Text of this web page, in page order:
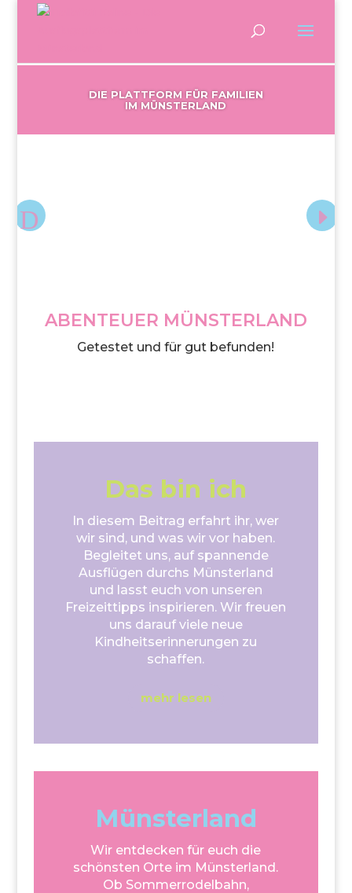
DIE PLATTFORM FÜR FAMILIEN
IM MÜNSTERLAND
ABENTEUER MÜNSTERLAND
Getestet und für gut befunden!
Das bin ich
In diesem Beitrag erfahrt ihr, wer
wir sind, und was wir vor haben.
Begleitet uns, auf spannende
Ausflügen durchs Münsterland
und lasst euch von unseren
Freizeittipps inspirieren. Wir freuen
uns darauf viele neue
Kindheitserinnerungen zu
schaffen.
mehr lesen
Münsterland
Wir entdecken für euch die
schönsten Orte im Münsterland.
Ob Sommerrodelbahn,